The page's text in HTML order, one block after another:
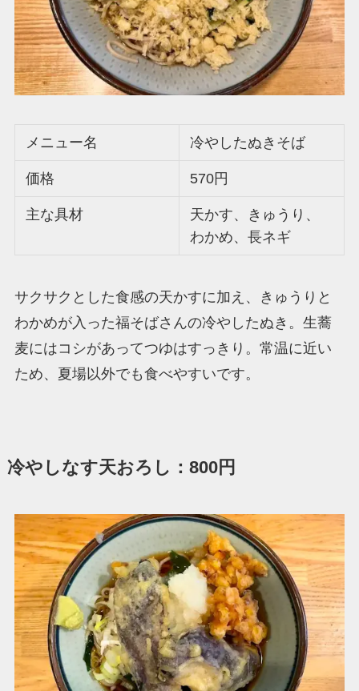
メニュー名 冷やしたぬきそば
価格 570円
主な具材
天かす、きゅうり、
わかめ、長ネギ
サクサクとした食感の天かすに加え、きゅうりと
わかめが入った福そばさんの冷やしたぬき。生蕎
麦にはコシがあってつゆはすっきり。常温に近い
ため、夏場以外でも食べやすいです。
冷やしなす天おろし：800円